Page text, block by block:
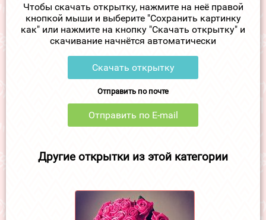
Чтобы скачать открытку, нажмите на неё правой
кнопкой мыши и выберите "Сохранить картинку
как" или нажмите на кнопку "Скачать открытку" и
скачивание начнётся автоматически
Скачать открытку
Отправить по почте
Отправить по E-mail
Другие открытки из этой категории